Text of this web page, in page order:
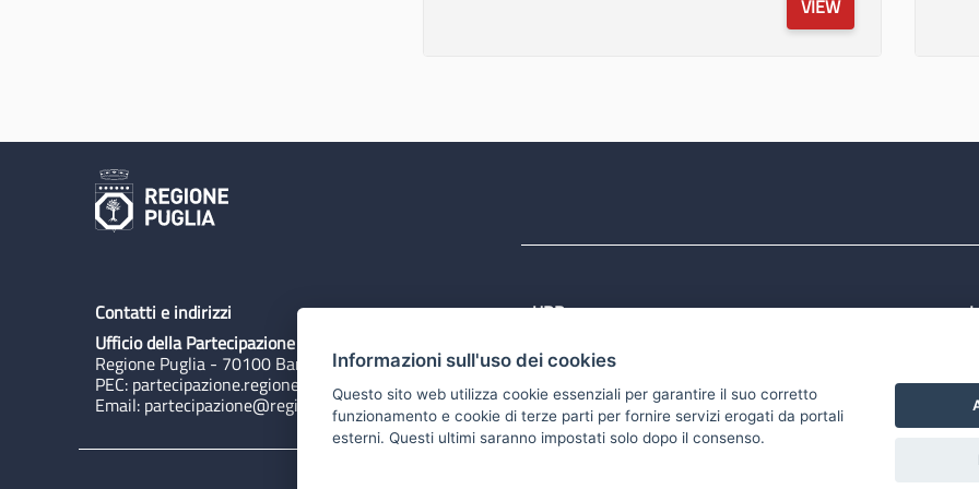
VIEW
Contatti e indirizzi
Ufficio della Partecipazione
Regione Puglia - 70100 Bari, Lungomare N. Sauro 31
PEC: partecipazione.regione@pec.rupar.puglia.it
Email: partecipazione@regione.puglia.it
URP
Email:quiregione@regione.puglia.it
Rubrica
Informazioni sull'uso dei cookies
Questo sito web utilizza cookie essenziali per garantire il suo corretto
funzionamento e cookie di terze parti per fornire servizi erogati da portali
esterni. Questi ultimi saranno impostati solo dopo il consenso.